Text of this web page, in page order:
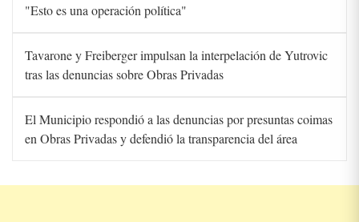
"Esto es una operación política"
Tavarone y Freiberger impulsan la interpelación de Yutrovic
tras las denuncias sobre Obras Privadas
El Municipio respondió a las denuncias por presuntas coimas
en Obras Privadas y defendió la transparencia del área